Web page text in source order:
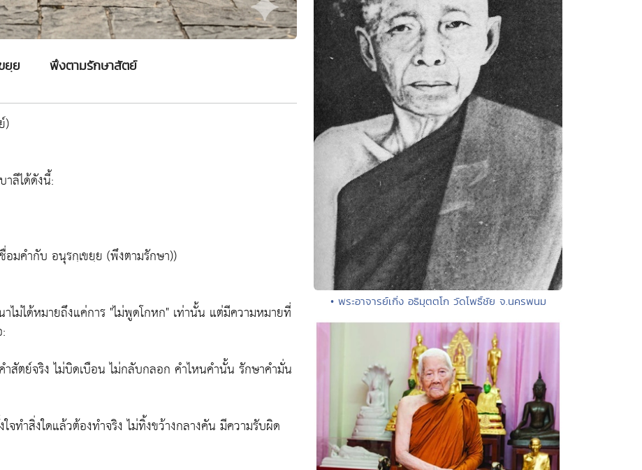
ขยฺย พึงตามรักษาสัตย์
)
ลีได้ดังนี้:
อมคำกับ อนุรกฺเขยฺย (พึงตามรักษา))
ไม่ได้หมายถึงแค่การ "ไม่พูดโกหก" เท่านั้น แต่มีความหมายที่
ำสัตย์จริง ไม่บิดเบือน ไม่กลับกลอก คำไหนคำนั้น รักษาคำมั่น
จทำสิ่งใดแล้วต้องทำจริง ไม่ทิ้งขว้างกลางคัน มีความรับผิด
• พระอาจารย์เกิ่ง อธิมุตตโก วัดโพธิ์ชัย จ.นครพนม